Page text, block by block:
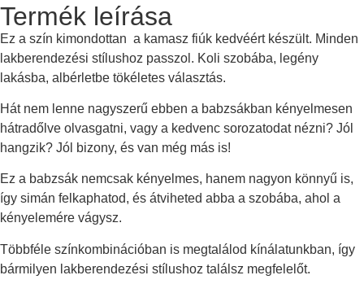
Termék leírása
Ez a szín kimondottan a kamasz fiúk kedvéért készült. Minden
lakberendezési stílushoz passzol. Koli szobába, legény
lakásba, albérletbe tökéletes választás.
Hát nem lenne nagyszerű ebben a babzsákban kényelmesen
hátradőlve olvasgatni, vagy a kedvenc sorozatodat nézni? Jól
hangzik? Jól bizony, és van még más is!
Ez a babzsák nemcsak kényelmes, hanem nagyon könnyű is,
így simán felkaphatod, és átviheted abba a szobába, ahol a
kényelemére vágysz.
Többféle színkombinációban is megtalálod kínálatunkban, így
bármilyen lakberendezési stílushoz találsz megfelelőt.